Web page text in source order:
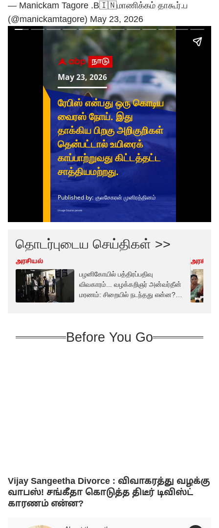
— Manickam Tagore .B🇮🇳மாணிக்கம் தாகூர்.ப
(@manickamtagore) May 23, 2026
தொடர்புடைய செய்திகள் >>
அரசியல்
பழனிகோயில் பத்திரப்பதிவு
விவகாரம்... வழக்கறிஞர் அன்வர்தீன்
மரணம்: சிறையில் நடந்தது என்ன?
அரசியல்
Before You Go
Vijay Sangeetha Divorce : விவாகரத்து வழக்கு
வாபஸ்! சங்கீதா கொடுத்த திடீர் டிவிஸ்ட்
காரணம் என்ன?